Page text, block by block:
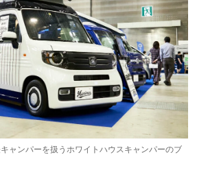
ャンパーを扱うホワイトハウスキャンパーのブ